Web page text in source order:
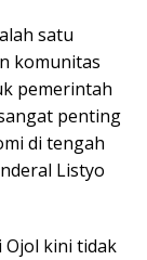
satu
komunitas
pemerintah
penting
di tengah
Listyo
Ojol kini tidak